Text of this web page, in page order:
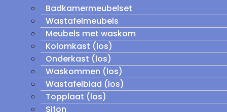
Badkamermeubelset
Wastafelmeubels
Meubels met waskom
Kolomkast (los)
Onderkast (los)
Waskommen (los)
Wastafelblad (los)
Topplaat (los)
Sifon